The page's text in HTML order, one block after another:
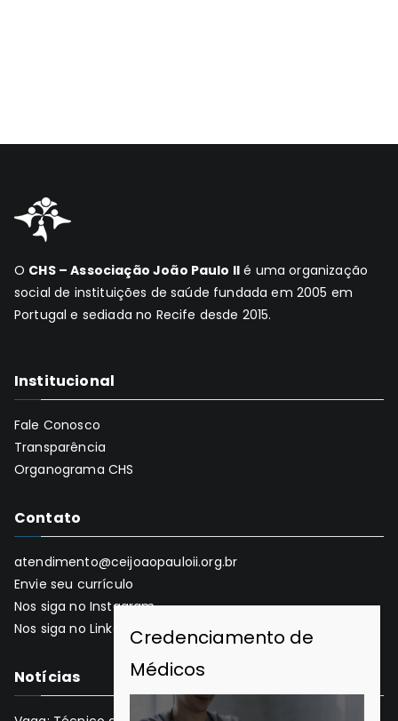
O CHS – Associação João Paulo II é uma organização
social de instituições de saúde fundada em 2005 em
Portugal e sediada no Recife desde 2015.
Institucional
Fale Conosco
Transparência
Organograma CHS
Contato
atendimento@ceijoaopauloii.org.br
Envie seu currículo
Nos siga no Instagram
Nos siga no LinkedIn
Notícias